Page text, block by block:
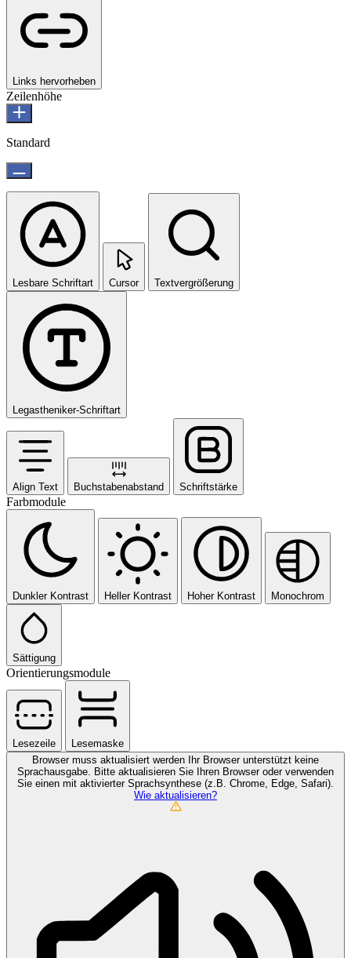
Links hervorheben
Zeilenhöhe
Standard
Lesbare Schriftart Cursor Textvergrößerung
Legastheniker-Schriftart
Align Text Buchstabenabstand Schriftstärke
Farbmodule
Dunkler Kontrast Heller Kontrast Hoher Kontrast Monochrom
Sättigung
Orientierungsmodule
Lesezeile
Lesemaske
Browser muss aktualisiert werden
Ihr Browser unterstützt keine
Sprachausgabe. Bitte aktualisieren Sie Ihren Browser oder verwenden
Sie einen mit aktivierter Sprachsynthese (z.B. Chrome, Edge, Safari).
Wie aktualisieren?